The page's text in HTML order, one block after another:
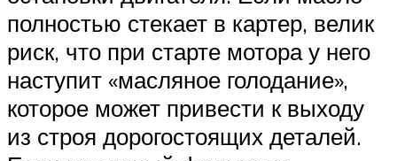
полностью стекает в картер, велик
риск, что при старте мотора у него
наступит «масляное голодание»,
которое может привести к выходу
из строя дорогостоящих деталей.